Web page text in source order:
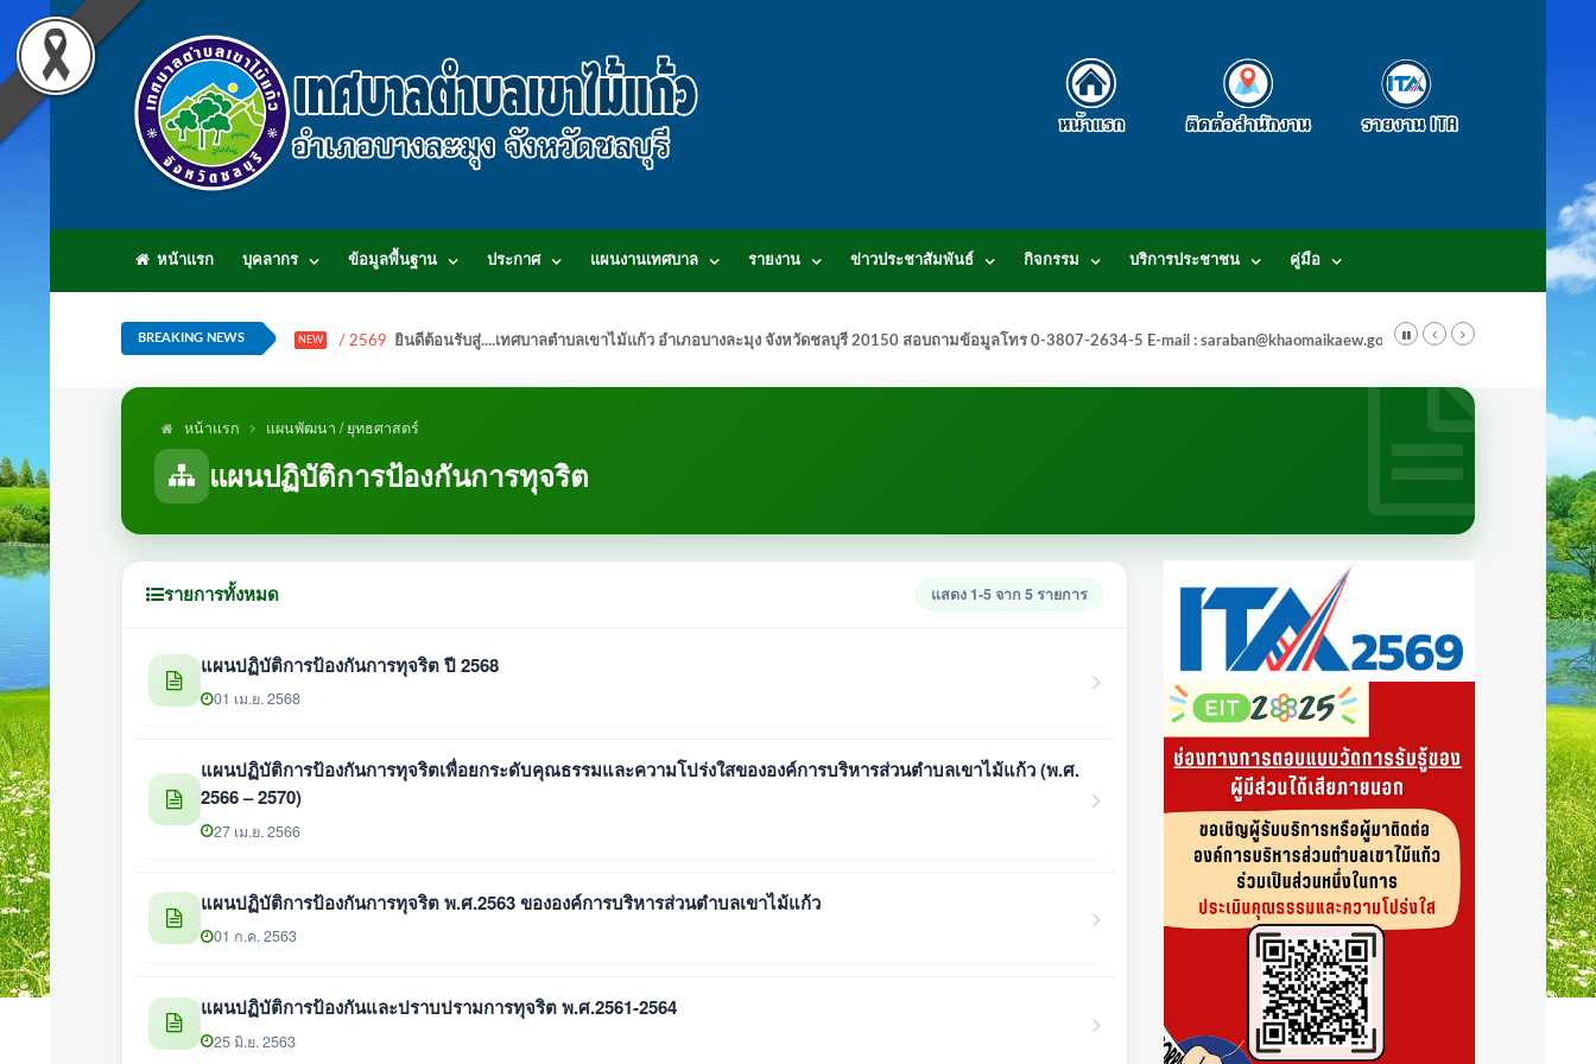
หน้าแรก บุคลากร ข้อมูลพื้นฐาน ประกาศ แผนงานเทศบาล รายงาน ข่าวประชาสัมพันธ์ กิจกรรม บริการประชาชน คู่มือ
BREAKING NEWS NEW / 2569 ยินดีต้อนรับสู่....เทศบาลตำบลเขาไม้แก้ว อำเภอบางละมุง จังหวัดชลบุรี 20150 สอบถามข้อมูลโทร 0-3807-2634-5 E-mail : saraban@khaomaikaew.go.th
หน้าแรก แผนพัฒนา / ยุทธศาสตร์
แผนปฏิบัติการป้องกันการทุจริต
รายการทั้งหมด แสดง 1-5 จาก 5 รายการ
แผนปฏิบัติการป้องกันการทุจริต ปี 2568
01 เม.ย. 2568
แผนปฏิบัติการป้องกันการทุจริตเพื่อยกระดับคุณธรรมและความโปร่งใสขององค์การบริหารส่วนตำบลเขาไม้แก้ว (พ.ศ.
2566 – 2570)
27 เม.ย. 2566
แผนปฏิบัติการป้องกันการทุจริต พ.ศ.2563 ขององค์การบริหารส่วนตำบลเขาไม้แก้ว
01 ก.ค. 2563
แผนปฏิบัติการป้องกันและปราบปรามการทุจริต พ.ศ.2561-2564
25 มิ.ย. 2563